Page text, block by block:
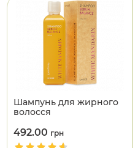
Шампунь для жирного
волосся
492.00 грн